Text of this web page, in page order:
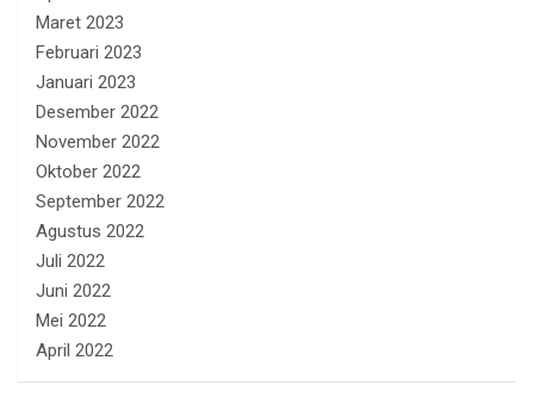
Maret 2023
Februari 2023
Januari 2023
Desember 2022
November 2022
Oktober 2022
September 2022
Agustus 2022
Juli 2022
Juni 2022
Mei 2022
April 2022